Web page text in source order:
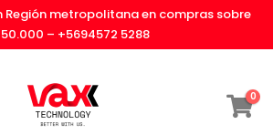
Región metropolitana en compras sobre
– +5694572 5288
0